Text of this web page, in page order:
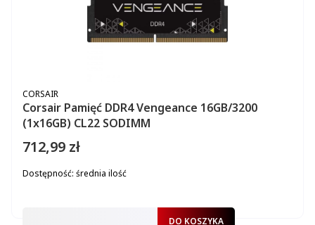
Corsair Pamięć DDR4 Vengeance 16GB/3200
(1x16GB) CL22 SODIMM
PRODUCENT
CORSAIR
Cena
712,99 zł
Dostępność: średnia ilość
DO KOSZYKA